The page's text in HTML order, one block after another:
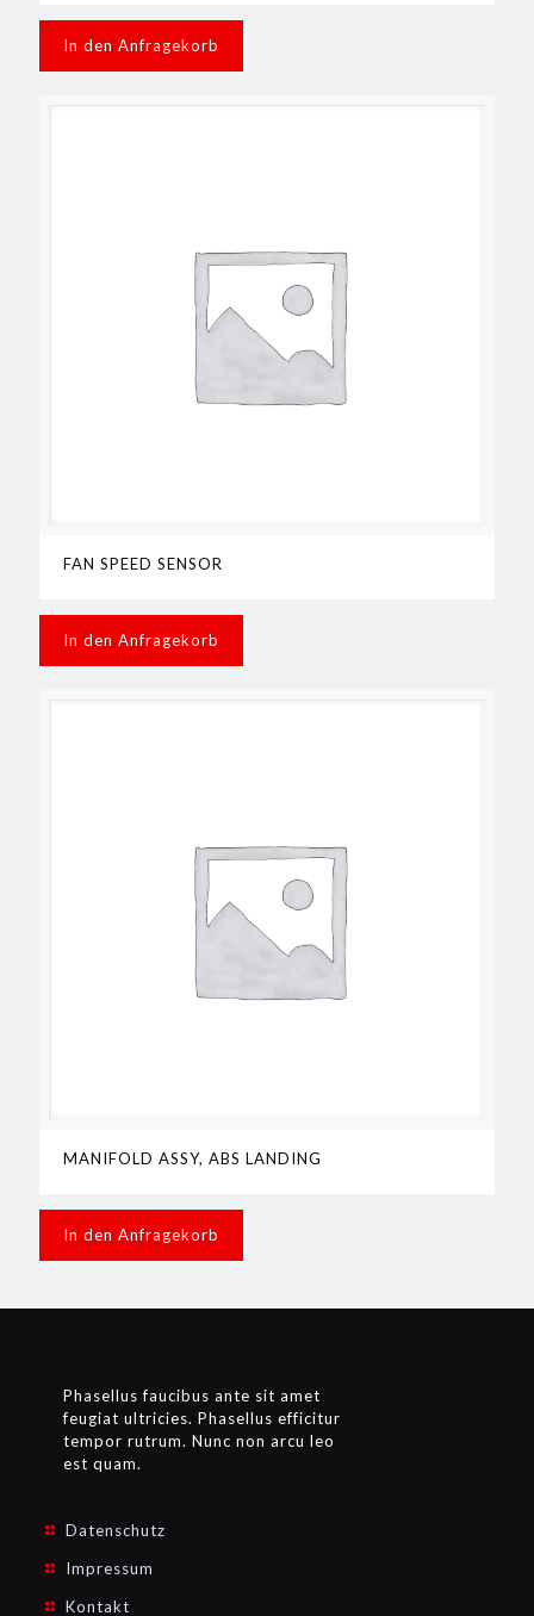
In den Anfragekorb
FAN SPEED SENSOR
In den Anfragekorb
MANIFOLD ASSY, ABS LANDING
In den Anfragekorb
Phasellus faucibus ante sit amet
feugiat ultricies. Phasellus efficitur
tempor rutrum. Nunc non arcu leo
est quam.
Datenschutz
Impressum
Kontakt